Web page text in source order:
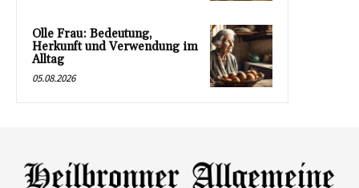
Olle Frau: Bedeutung,
Herkunft und Verwendung im
Alltag
05.08.2026